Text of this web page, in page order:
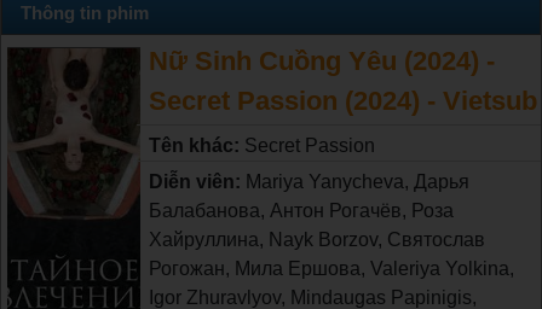
Thông tin phim
Nữ Sinh Cuồng Yêu (2024) -
Secret Passion (2024) - Vietsub
Tên khác: Secret Passion
Diễn viên: Mariya Yanycheva, Дарья
Балабанова, Антон Рогачёв, Роза
Хайруллина, Nayk Borzov, Святослав
Рогожан, Мила Ершова, Valeriya Yolkina,
Igor Zhuravlyov, Mindaugas Papinigis,